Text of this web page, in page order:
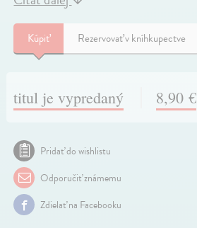
Kúpiť Rezervovať v kníhkupectve
titul je vypredaný 8,90 €
Pridať do wishlistu
Odporučiť známemu
Zdielať na Facebooku